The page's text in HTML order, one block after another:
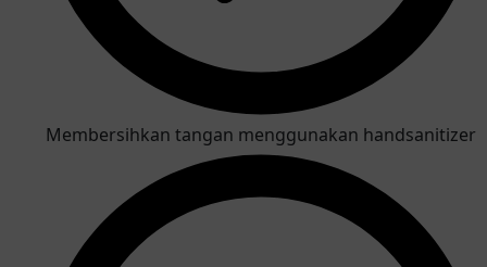
Membersihkan tangan menggunakan handsanitizer